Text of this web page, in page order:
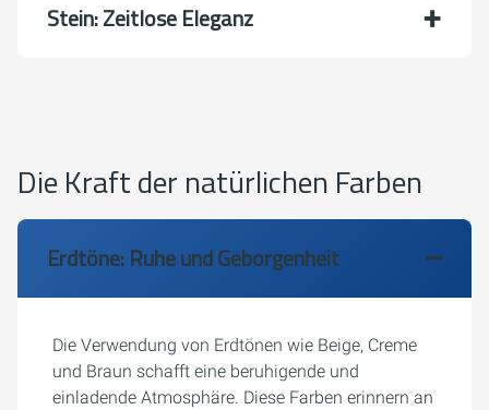
Stein: Zeitlose Eleganz
Die Kraft der natürlichen Farben
Erdtöne: Ruhe und Geborgenheit
Die Verwendung von Erdtönen wie Beige, Creme
und Braun schafft eine beruhigende und
einladende Atmosphäre. Diese Farben erinnern an